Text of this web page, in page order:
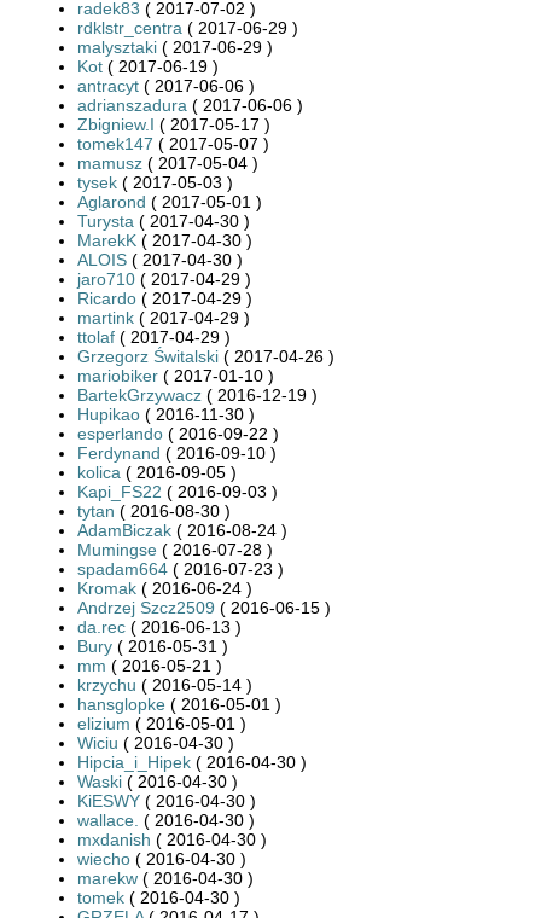
radek83 ( 2017-07-02 )
rdklstr_centra ( 2017-06-29 )
malysztaki ( 2017-06-29 )
Kot ( 2017-06-19 )
antracyt ( 2017-06-06 )
adrianszadura ( 2017-06-06 )
Zbigniew.I ( 2017-05-17 )
tomek147 ( 2017-05-07 )
mamusz ( 2017-05-04 )
tysek ( 2017-05-03 )
Aglarond ( 2017-05-01 )
Turysta ( 2017-04-30 )
MarekK ( 2017-04-30 )
ALOIS ( 2017-04-30 )
jaro710 ( 2017-04-29 )
Ricardo ( 2017-04-29 )
martink ( 2017-04-29 )
ttolaf ( 2017-04-29 )
Grzegorz Świtalski ( 2017-04-26 )
mariobiker ( 2017-01-10 )
BartekGrzywacz ( 2016-12-19 )
Hupikao ( 2016-11-30 )
esperlando ( 2016-09-22 )
Ferdynand ( 2016-09-10 )
kolica ( 2016-09-05 )
Kapi_FS22 ( 2016-09-03 )
tytan ( 2016-08-30 )
AdamBiczak ( 2016-08-24 )
Mumingse ( 2016-07-28 )
spadam664 ( 2016-07-23 )
Kromak ( 2016-06-24 )
Andrzej Szcz2509 ( 2016-06-15 )
da.rec ( 2016-06-13 )
Bury ( 2016-05-31 )
mm ( 2016-05-21 )
krzychu ( 2016-05-14 )
hansglopke ( 2016-05-01 )
elizium ( 2016-05-01 )
Wiciu ( 2016-04-30 )
Hipcia_i_Hipek ( 2016-04-30 )
Waski ( 2016-04-30 )
KiESWY ( 2016-04-30 )
wallace. ( 2016-04-30 )
mxdanish ( 2016-04-30 )
wiecho ( 2016-04-30 )
marekw ( 2016-04-30 )
tomek ( 2016-04-30 )